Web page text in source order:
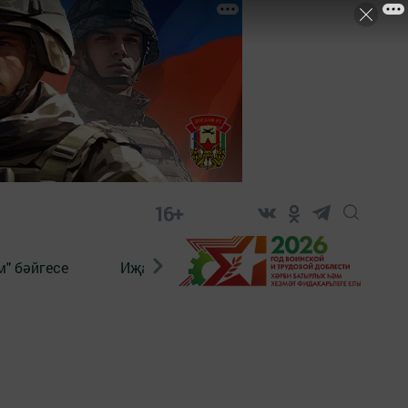
16+
бәйгесе Иҗат Реклама Онлайн